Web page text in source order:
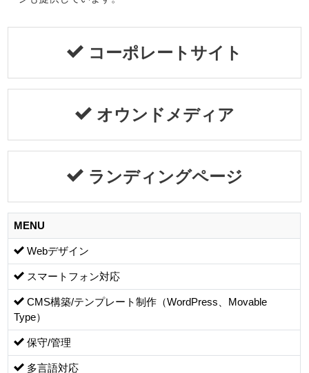
コーポレートサイト
オウンドメディア
ランディングページ
MENU
Webデザイン
スマートフォン対応
CMS構築/テンプレート制作（WordPress、Movable
Type）
保守/管理
多言語対応